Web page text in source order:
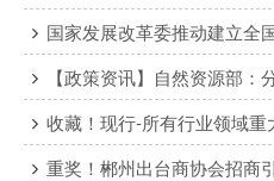
量监督管理工作导则》的解读
国家发展改革委推动建立全
作项目信息系统
【政策资讯】自然资源部：
划编制，不下达完成指标和完
制“全覆盖”
收藏！现行-所有行业领域重
判定标准汇总！
重奖！郴州出台商协会招商